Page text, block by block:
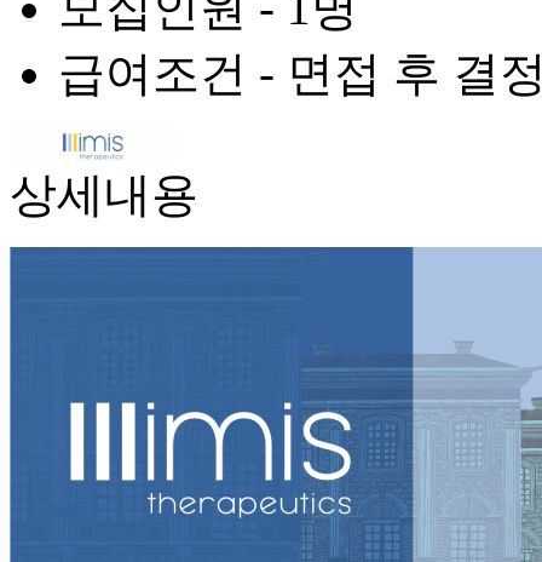
급여조건 - 면접 후 결
상세내용